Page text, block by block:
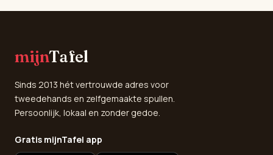
mijnTafel
Sinds 2013 hét vertrouwde adres voor
tweedehands en zelfgemaakte spullen.
Persoonlijk, lokaal en zonder gedoe.
Gratis mijnTafel app